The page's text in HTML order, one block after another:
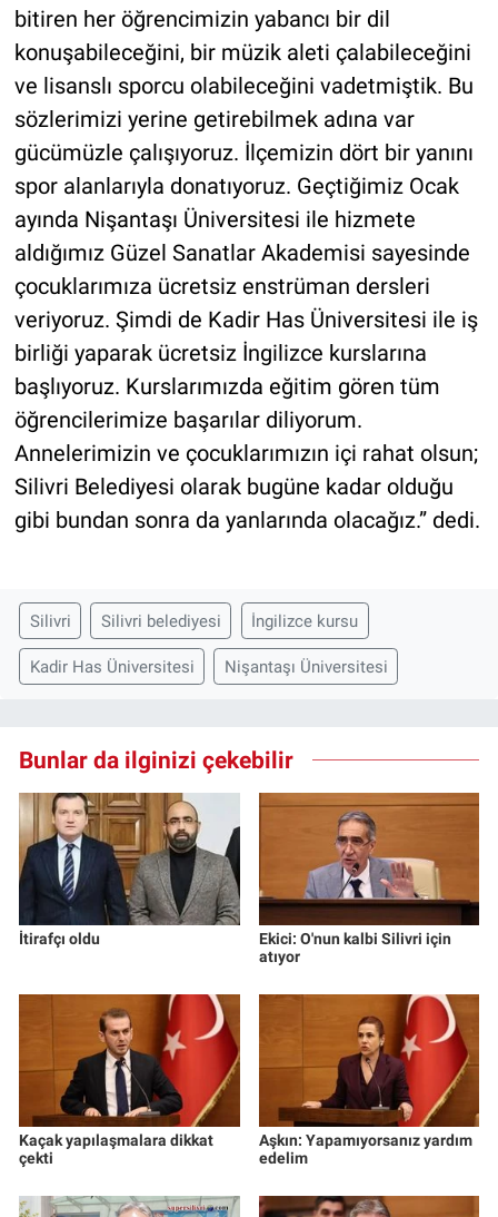
bitiren her öğrencimizin yabancı bir dil
konuşabileceğini, bir müzik aleti çalabileceğini
ve lisanslı sporcu olabileceğini vadetmiştik. Bu
sözlerimizi yerine getirebilmek adına var
gücümüzle çalışıyoruz. İlçemizin dört bir yanını
spor alanlarıyla donatıyoruz. Geçtiğimiz Ocak
ayında Nişantaşı Üniversitesi ile hizmete
aldığımız Güzel Sanatlar Akademisi sayesinde
çocuklarımıza ücretsiz enstrüman dersleri
veriyoruz. Şimdi de Kadir Has Üniversitesi ile iş
birliği yaparak ücretsiz İngilizce kurslarına
başlıyoruz. Kurslarımızda eğitim gören tüm
öğrencilerimize başarılar diliyorum.
Annelerimizin ve çocuklarımızın içi rahat olsun;
Silivri Belediyesi olarak bugüne kadar olduğu
gibi bundan sonra da yanlarında olacağız.” dedi.
Silivri Silivri belediyesi İngilizce kursu
Kadir Has Üniversitesi Nişantaşı Üniversitesi
Bunlar da ilginizi çekebilir
İtirafçı oldu
Ekici: O'nun kalbi Silivri için
atıyor
Kaçak yapılaşmalara dikkat
çekti
Aşkın: Yapamıyorsanız yardım
edelim